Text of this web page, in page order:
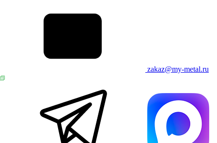
zakaz@my-metal.ru